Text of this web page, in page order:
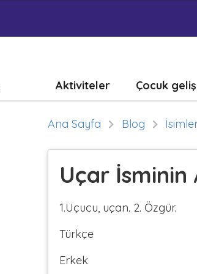
Aktiviteler Çocuk
Ana Sayfa Blog
Uçar İsminin
1.Uçucu, uçan. 2. Özgür.
Türkçe
Erkek